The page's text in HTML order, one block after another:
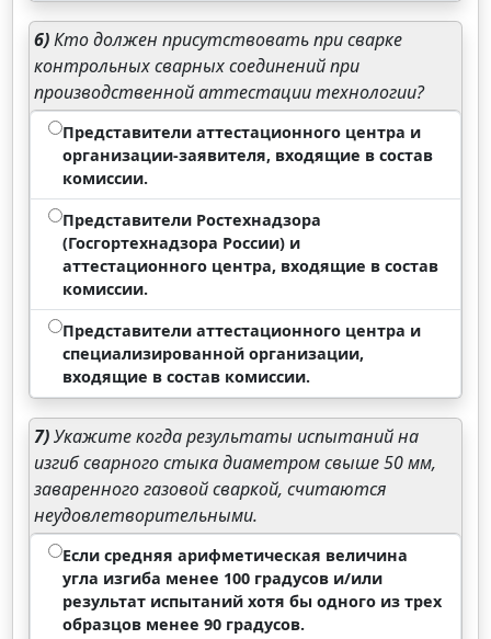
6)Кто должен присутствовать при сварке
контрольных сварных соединений при
производственной аттестации технологии?
Представители аттестационного центра и
организации-заявителя, входящие в состав
комиссии.
Представители Ростехнадзора
(Госгортехнадзора России) и
аттестационного центра, входящие в состав
комиссии.
Представители аттестационного центра и
специализированной организации,
входящие в состав комиссии.
7)Укажите когда результаты испытаний на
изгиб сварного стыка диаметром свыше 50 мм,
заваренного газовой сваркой, считаются
неудовлетворительными.
Если средняя арифметическая величина
угла изгиба менее 100 градусов и/или
результат испытаний хотя бы одного из трех
образцов менее 90 градусов.